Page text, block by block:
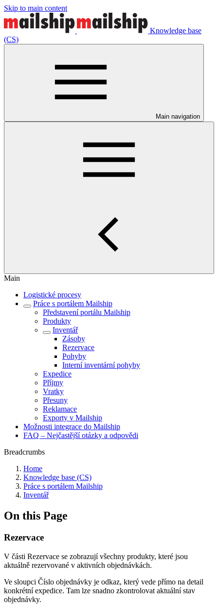
Skip to main content
Knowledge base
(CS)
Main navigation
Main
Logistické procesy
Práce s portálem Mailship
Představení portálu Mailship
Produkty
Inventář
Zásoby
Rezervace
Pohyby
Interní inventární pohyby
Expedice
Příjmy
Vratky
Přesuny
Reklamace
Exporty v Mailship
Možnosti integrace do Mailship
FAQ – Nejčastější otázky a odpovědi
Breadcrumbs
Home
Knowledge base (CS)
Práce s portálem Mailship
Inventář
On this Page
Rezervace
V části Rezervace se zobrazují všechny produkty, které jsou
aktuálně rezervované v aktivních objednávkách.
Ve sloupci Číslo objednávky je odkaz, který vede přímo na detail
konkrétní expedice. Tam lze snadno zkontrolovat aktuální stav
objednávky.